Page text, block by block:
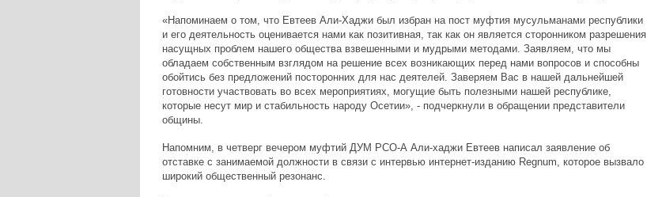
«Напоминаем о том, что Евтеев Али-Хаджи был избран на пост муфтия мусульманами республики
и его деятельность оценивается нами как позитивная, так как он является сторонником разрешения
насущных проблем нашего общества взвешенными и мудрыми методами. Заявляем, что мы
обладаем собственным взглядом на решение всех возникающих перед нами вопросов и способны
обойтись без предложений посторонних для нас деятелей. Заверяем Вас в нашей дальнейшей
готовности участвовать во всех мероприятиях, могущие быть полезными нашей республике,
которые несут мир и стабильность народу Осетии», - подчеркнули в обращении представители
общины.
Напомним, в четверг вечером муфтий ДУМ РСО-А Али-хаджи Евтеев написал заявление об
отставке с занимаемой должности в связи с интервью интернет-изданию Regnum, которое вызвало
широкий общественный резонанс.